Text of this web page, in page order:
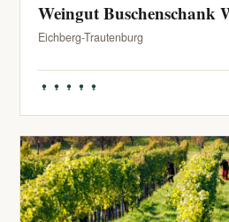
Weingut Buschenschank
Eichberg-Trautenburg